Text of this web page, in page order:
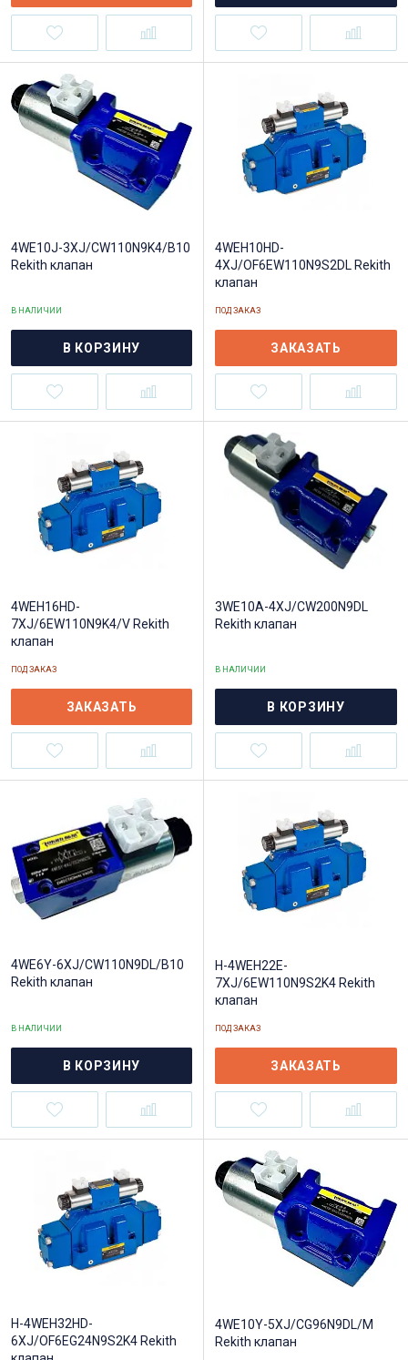
4WE10J-3XJ/CW110N9K4/B10
Rekith клапан
В НАЛИЧИИ
В КОРЗИНУ
4WEH10HD-
4XJ/OF6EW110N9S2DL Rekith
клапан
ПОД ЗАКАЗ
ЗАКАЗАТЬ
4WEH16HD-
7XJ/6EW110N9K4/V Rekith
клапан
ПОД ЗАКАЗ
ЗАКАЗАТЬ
3WE10A-4XJ/CW200N9DL
Rekith клапан
В НАЛИЧИИ
В КОРЗИНУ
4WE6Y-6XJ/CW110N9DL/B10
Rekith клапан
В НАЛИЧИИ
В КОРЗИНУ
H-4WEH22E-
7XJ/6EW110N9S2K4 Rekith
клапан
ПОД ЗАКАЗ
ЗАКАЗАТЬ
H-4WEH32HD-
6XJ/OF6EG24N9S2K4 Rekith
4WE10Y-5XJ/CG96N9DL/M
Rekith клапан